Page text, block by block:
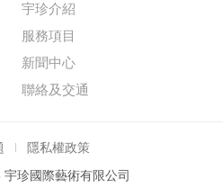
宇珍介紹
服務項目
新聞中心
聯絡及交通
隱私權政策
珍國際藝術有限公司